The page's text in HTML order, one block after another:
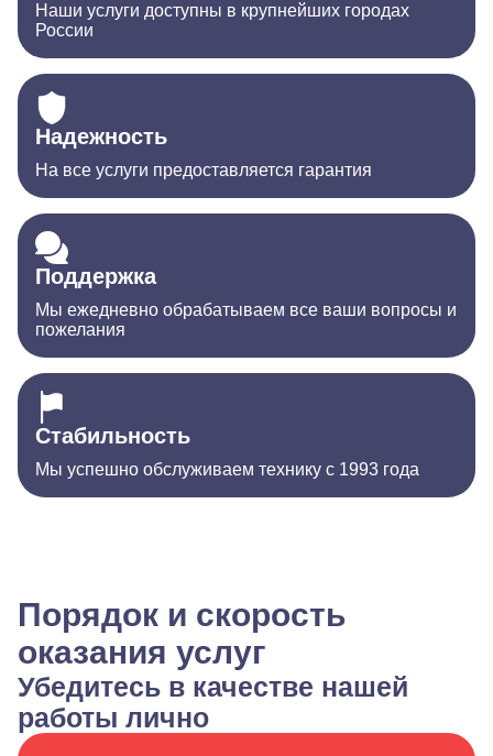
Наши услуги доступны в крупнейших городах
России
Надежность
На все услуги предоставляется гарантия
Поддержка
Мы ежедневно обрабатываем все ваши вопросы и
пожелания
Стабильность
Мы успешно обслуживаем технику с 1993 года
Порядок и скорость
оказания услуг
Убедитесь в качестве нашей
работы лично